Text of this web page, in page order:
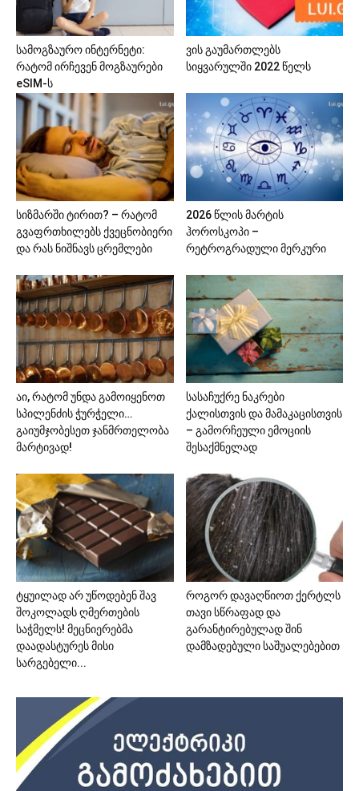
სამოგზაურო ინტერნეტი:
რატომ ირჩევენ მოგზაურები
eSIM-ს
ვის გაუმართლებს
სიყვარულში 2022 წელს
სიზმარში ტირით? – რატომ
გვაფრთხილებს ქვეცნობიერი
და რას ნიშნავს ცრემლები
2026 წლის მარტის
ჰოროსკოპი –
რეტროგრადული მერკური
აი, რატომ უნდა გამოიყენოთ
სპილენძის ჭურჭელი…
გაიუმჯობესეთ ჯანმრთელობა
მარტივად!
სასაჩუქრე ნაკრები
ქალისთვის და მამაკაცისთვის
– გამორჩეული ემოციის
შესაქმნელად
ტყუილად არ უწოდებენ შავ
შოკოლადს ღმერთების
საჭმელს! მეცნიერებმა
დაადასტურეს მისი
სარგებელი...
როგორ დავაღწიოთ ქერტლს
თავი სწრაფად და
გარანტირებულად შინ
დამზადებული საშუალებებით